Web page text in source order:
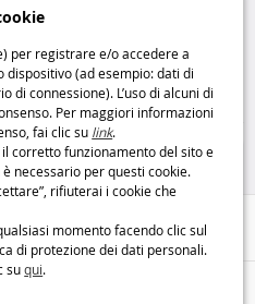
per registrare e/o accedere a
(ad esempio: dati di
di connessione). L’uso di alcuni di
Per maggiori informazioni
fai clic su link.
corretto funzionamento del sito e
necessario per questi cookie.
rifiuterai i cookie che
momento facendo clic sul
di protezione dei dati personali.
suqui.
Telecomando universale
9,99€
Casa e Tempo Libero